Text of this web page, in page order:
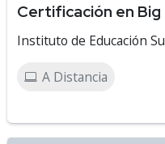
Certificación en Big
Instituto de Educación
A Distancia